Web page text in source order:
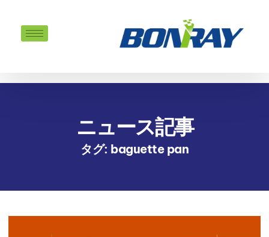
ニュース記事
タグ: baguette pan